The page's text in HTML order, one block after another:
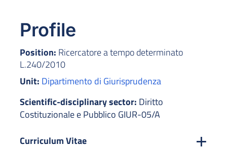
Profile
Position: Ricercatore a tempo determinato
L.240/2010
Unit: Dipartimento di Giurisprudenza
Scientific-disciplinary sector: Diritto
Costituzionale e Pubblico GIUR-05/A
Curriculum Vitae